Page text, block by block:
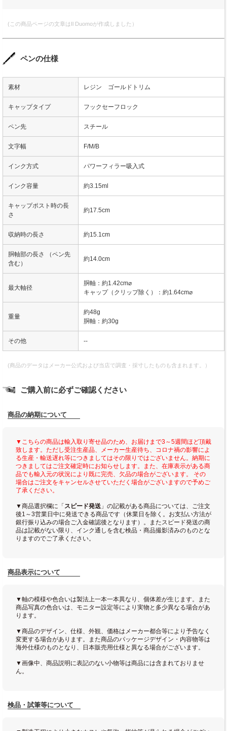
(この商品ページの文章はIl Duomoが作成しました）
ペンの仕様
素材 レジン ゴールドトリム
キャップタイプ フックセーフロック
ペン先 スチール
文字幅 F/M/B
インク方式 パワーフィラー吸入式
インク容量 約3.15ml
キャップポスト時の長
さ
約17.5cm
収納時の長さ 約15.1cm
胴軸部の長さ （ペン先
含む）
約14.0cm
最大軸径
胴軸：約1.42cm⌀
キャップ（クリップ除く）：約1.64cm⌀
重量
約48g
胴軸：約30g
その他 --
(商品のデータはメーカー公式および当店で調査・採寸したものも含まれます。）
ご購入前に必ずご確認ください
商品の納期について
▼こちらの商品は輸入取り寄せ品のため、お届けまで3～5週間ほど頂戴
致します。ただし受注生産品、メーカー生産待ち、コロナ禍の影響によ
る生産・輸送遅れ等につきましてはその限りではございません。納期に
つきましてはご注文確定時にお知らせします。また、在庫表示がある商
品でも輸入元の状況により既に完売、欠品の場合がございます。 その
場合はご注文をキャンセルさせていただく場合がございますので予めご
了承ください。
▼商品選択欄に「 スピード発送 」の記載がある商品については、ご注文
後1～3営業日中に発送できる商品です（休業日を除く。お支払い方法が
銀行振り込みの場合ご入金確認後となります）。またスピード発送の商
品は記載がない限り、インク通しを含む検品・商品撮影済みのものとな
りますのでご了承ください。
商品表示について
▼軸の模様や色合いは製法上一本一本異なり、個体差が生じます。また
商品写真の色合いは、モニター設定等により実物と多少異なる場合があ
ります。
▼商品のデザイン、仕様、外観、価格はメーカー都合等により予告なく
変更する場合があります。また商品のパッケージデザイン・内容物等は
海外仕様のものとなり、日本販売用仕様と異なる場合がございます。
▼画像中、商品説明に表記のない小物等は商品には含まれておりませ
ん。
検品・試筆等について